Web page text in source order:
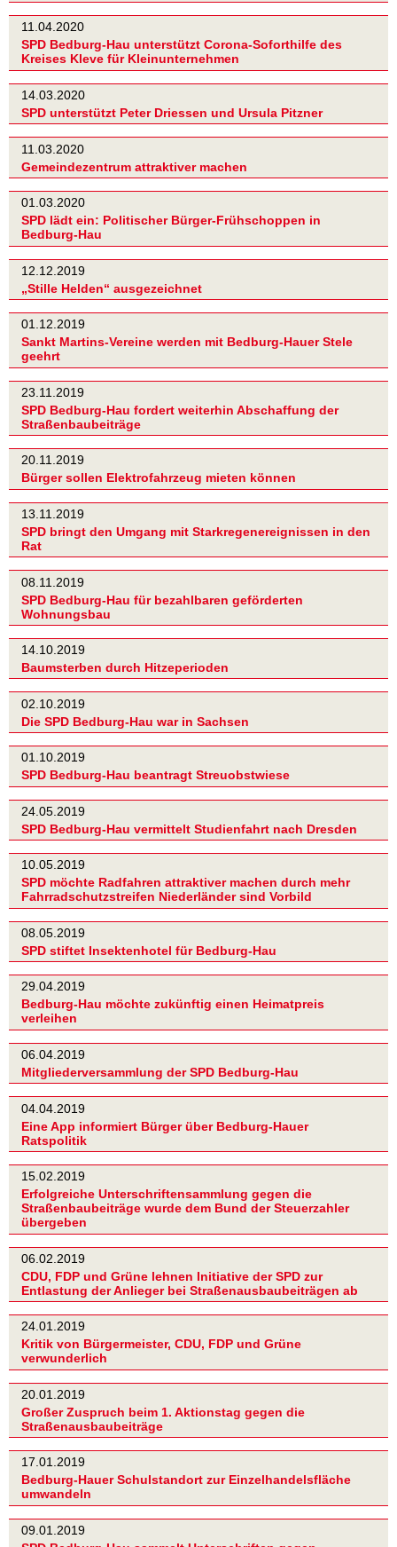
11.04.2020
SPD Bedburg-Hau unterstützt Corona-Soforthilfe des
Kreises Kleve für Kleinunternehmen
14.03.2020
SPD unterstützt Peter Driessen und Ursula Pitzner
11.03.2020
Gemeindezentrum attraktiver machen
01.03.2020
SPD lädt ein: Politischer Bürger-Frühschoppen in
Bedburg-Hau
12.12.2019
„Stille Helden“ ausgezeichnet
01.12.2019
Sankt Martins-Vereine werden mit Bedburg-Hauer Stele
geehrt
23.11.2019
SPD Bedburg-Hau fordert weiterhin Abschaffung der
Straßenbaubeiträge
20.11.2019
Bürger sollen Elektrofahrzeug mieten können
13.11.2019
SPD bringt den Umgang mit Starkregenereignissen in den
Rat
08.11.2019
SPD Bedburg-Hau für bezahlbaren geförderten
Wohnungsbau
14.10.2019
Baumsterben durch Hitzeperioden
02.10.2019
Die SPD Bedburg-Hau war in Sachsen
01.10.2019
SPD Bedburg-Hau beantragt Streuobstwiese
24.05.2019
SPD Bedburg-Hau vermittelt Studienfahrt nach Dresden
10.05.2019
SPD möchte Radfahren attraktiver machen durch mehr
Fahrradschutzstreifen Niederländer sind Vorbild
08.05.2019
SPD stiftet Insektenhotel für Bedburg-Hau
29.04.2019
Bedburg-Hau möchte zukünftig einen Heimatpreis
verleihen
06.04.2019
Mitgliederversammlung der SPD Bedburg-Hau
04.04.2019
Eine App informiert Bürger über Bedburg-Hauer
Ratspolitik
15.02.2019
Erfolgreiche Unterschriftensammlung gegen die
Straßenbaubeiträge wurde dem Bund der Steuerzahler
übergeben
06.02.2019
CDU, FDP und Grüne lehnen Initiative der SPD zur
Entlastung der Anlieger bei Straßenausbaubeiträgen ab
24.01.2019
Kritik von Bürgermeister, CDU, FDP und Grüne
verwunderlich
20.01.2019
Großer Zuspruch beim 1. Aktionstag gegen die
Straßenausbaubeiträge
17.01.2019
Bedburg-Hauer Schulstandort zur Einzelhandelsfläche
umwandeln
09.01.2019